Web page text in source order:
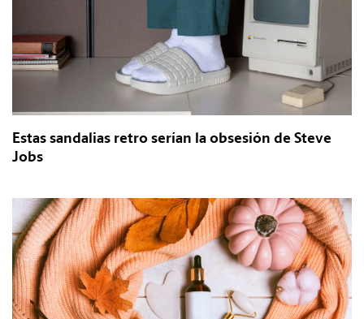
Estas sandalias retro serían la obsesión de Steve
Jobs